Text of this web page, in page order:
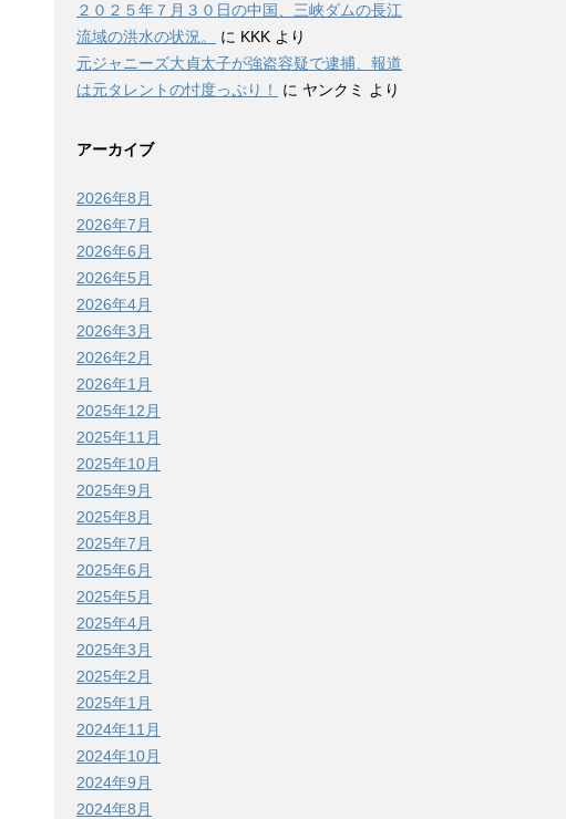
２０２５年７月３０日の中国、三峡ダムの長江
流域の洪水の状況。
に KKK より
元ジャニーズ大貞太子が強盗容疑で逮捕、報道
は元タレントの忖度っぷり！
に ヤンクミ より
アーカイブ
2026年8月
2026年7月
2026年6月
2026年5月
2026年4月
2026年3月
2026年2月
2026年1月
2025年12月
2025年11月
2025年10月
2025年9月
2025年8月
2025年7月
2025年6月
2025年5月
2025年4月
2025年3月
2025年2月
2025年1月
2024年11月
2024年10月
2024年9月
2024年8月